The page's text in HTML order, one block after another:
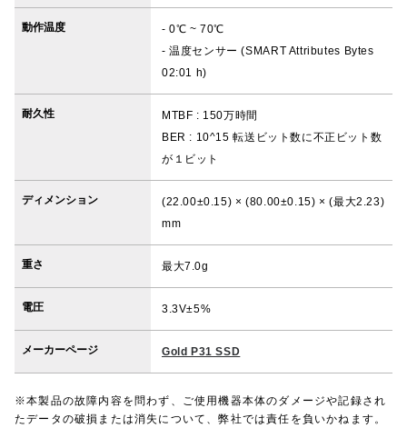
動作温度
- 0℃ ~ 70℃
- 温度センサー (SMART Attributes Bytes
02:01 h)
耐久性
MTBF : 150万時間
BER : 10^15 転送ビット数に不正ビット数
が１ビット
ディメンション
(22.00±0.15) × (80.00±0.15) × (最⼤2.23)
mm
重さ 最大7.0g
電圧 3.3V±5%
メーカーページ Gold P31 SSD
※本製品の故障内容を問わず、ご使用機器本体のダメージや記録され
たデータの破損または消失について、弊社では責任を負いかねます。